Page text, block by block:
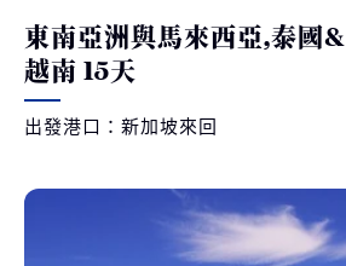
東南亞洲與馬來西亞,泰國&
越南 15天
出發港口：新加坡來回